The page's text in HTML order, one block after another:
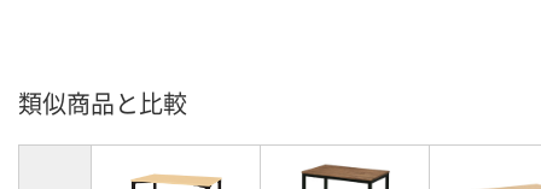
類似商品と比較